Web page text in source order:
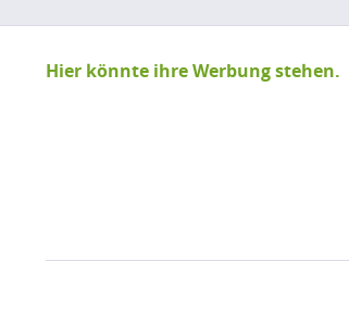
Hier könnte ihre Werbung stehen.